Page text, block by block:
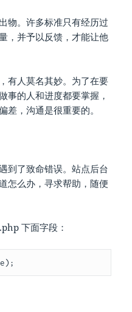
物。许多标准只有经历过
，并予以反馈，才能让他
有人莫名其妙。为了在要
事的人和进度都要掌握，
差，沟通是很重要的。
到了致命错误。站点后台
怎么办，寻求帮助，随便
下面字段：